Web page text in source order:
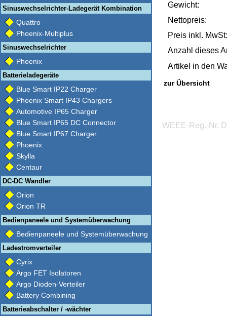
Sinuswechselrichter-Ladegerät Kombination
Quattro
Phoenix-Multiplus
Sinuswechselrichter
Phoenix
Batterieladegeräte
Blue Smart IP22 Charger
Phoenix Smart IP43 Chargers
Automotive IP65 Charger
Blue Smart IP65 DC Connector
Blue Smart IP67 Charger
Phoenix
Skylla
Centaur
DC-DC Wandler
Orion
Orion TR
Bedienpaneele und Systemüberwachung
Bedienpaneele und Systemüberwachung
Ladestromverteiler
Cyrix
Argo FET Isolatoren
Argo Dioden-Verteiler
Battery Combining
Batterieabschalter / -wächter
Gewicht:
Nettopreis:
Preis inkl. MwSt:
Anzahl dieses
Artikel in den
zur Übersicht
WEEE-Reg.-Nr.